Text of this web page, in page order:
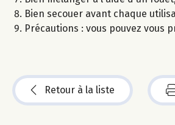
Bien secouer avant chaque
Précautions : vous pouvez vous
Retour à la liste